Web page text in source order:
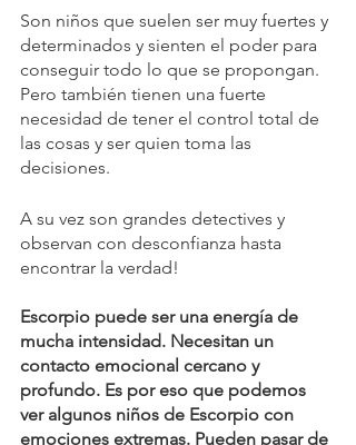
⁠Son niños que suelen ser muy fuertes y
determinados y sienten el poder para
conseguir todo lo que se propongan.
Pero también tienen una fuerte
necesidad de tener el control total de
las cosas y ser quien toma las
decisiones.
A su vez son grandes detectives y
observan con desconfianza hasta
encontrar la verdad!
Escorpio puede ser una energía de
mucha intensidad. Necesitan un
contacto emocional cercano y
profundo. Es por eso que podemos
ver algunos niños de Escorpio con
emociones extremas. Pueden pasar de